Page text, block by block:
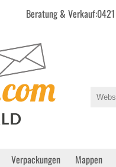
Beratung & Verkauf:
Verpackungen Mappen